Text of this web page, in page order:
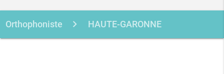
Orthophoniste HAUTE-GARONNE